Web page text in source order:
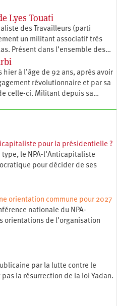
Lyes Touati
des Travailleurs (parti
un militant associatif très
Présent dans l’ensemble des…
à l’âge de 92 ans, après avoir
révolutionnaire et par sa
celle-ci. Militant depuis sa…
pour la présidentielle ?
le NPA-l’Anticapitaliste
pour décider de ses
orientation commune pour 2027
nationale du NPA-
orientations de l’organisation
par la lutte contre le
la résurrection de la loi Yadan.